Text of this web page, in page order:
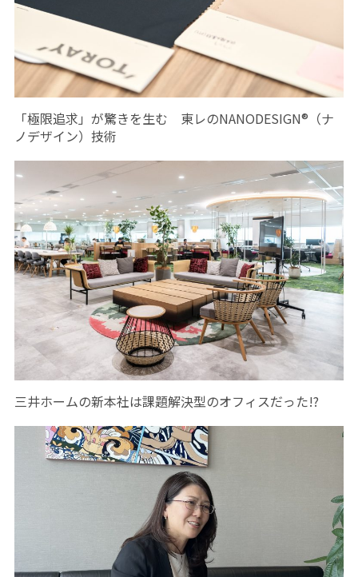
「極限追求」が驚きを生む 東レのNANODESIGN®（ナ
ノデザイン）技術
三井ホームの新本社は課題解決型のオフィスだった!?